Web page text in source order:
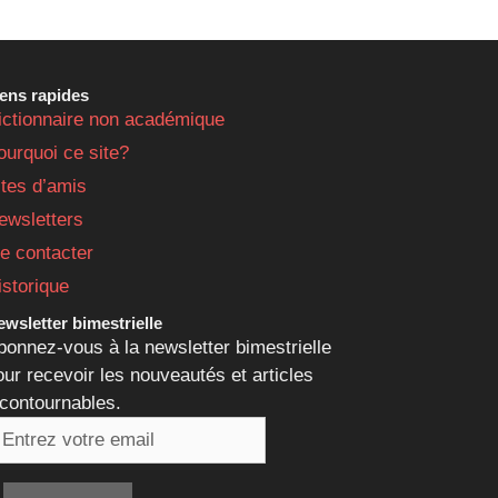
rapides
non académique
ce site?
d’amis
contacter
bimestrielle
vous à la newsletter bimestrielle
recevoir les nouveautés et articles